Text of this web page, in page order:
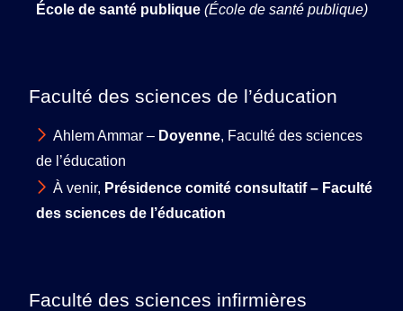
École de santé publique (École de santé publique)
Faculté des sciences de l’éducation
Ahlem Ammar – Doyenne, Faculté des sciences
de l’éducation
À venir, Présidence comité consultatif – Faculté
des sciences de l’éducation
Faculté des sciences infirmières